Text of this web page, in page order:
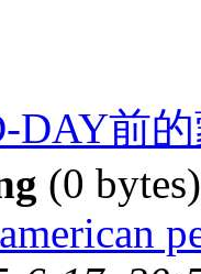
DAY前
(0